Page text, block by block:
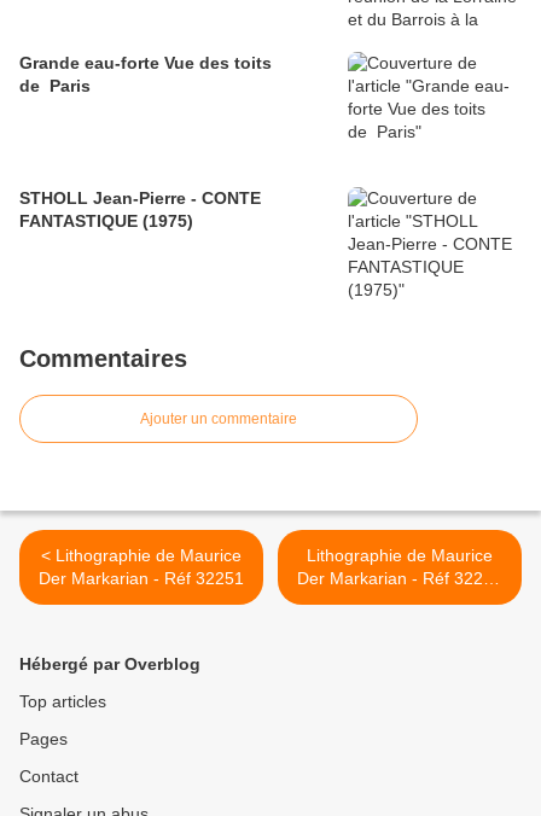
Grande eau-forte Vue des toits
de Paris
STHOLL Jean-Pierre - CONTE
FANTASTIQUE (1975)
Commentaires
Ajouter un commentaire
< Lithographie de Maurice
Der Markarian - Réf 32251
Lithographie de Maurice
Der Markarian - Réf 32256
>
Hébergé par Overblog
Top articles
Pages
Contact